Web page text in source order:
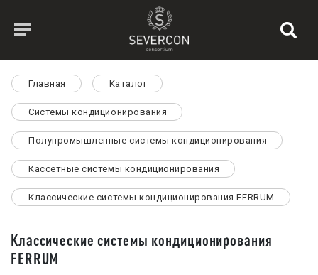
Главная Каталог
Системы кондиционирования
Полупромышленные системы кондиционирования
Кассетные системы кондиционирования
Классические системы кондиционирования FERRUM
Классические системы кондиционирования
FERRUM